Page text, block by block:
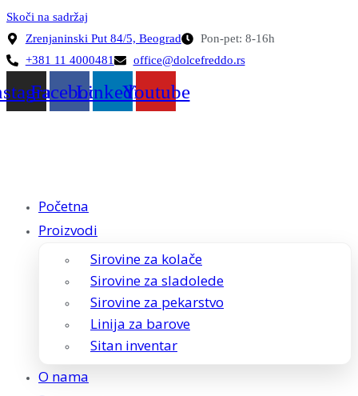
Skoči na sadržaj
Zrenjaninski Put 84/5, Beograd
Pon-pet: 8-16h
+381 11 4000481
office@dolcefreddo.rs
FacebookLinkedinYoutube
Početna
Proizvodi
Sirovine za kolače
Sirovine za sladolede
Sirovine za pekarstvo
Linija za barove
Sitan inventar
O nama